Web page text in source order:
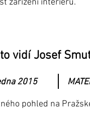
zařízení interiérů.
vidí Josef
2015
pohled na